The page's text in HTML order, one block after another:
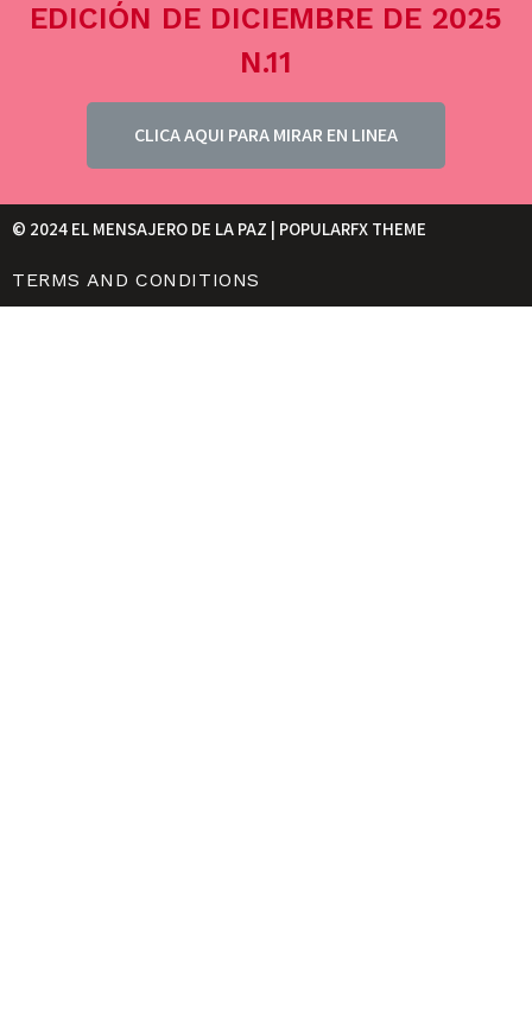
EDICIÓN DE DICIEMBRE DE 2025
N.11
CLICA AQUI PARA MIRAR EN LINEA
© 2024 EL MENSAJERO DE LA PAZ | POPULARFX THEME
TERMS AND CONDITIONS